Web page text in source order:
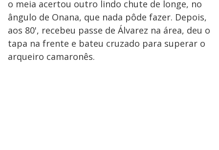
o meia acertou outro lindo chute de longe, no
ângulo de Onana, que nada pôde fazer. Depois,
aos 80', recebeu passe de Álvarez na área, deu o
tapa na frente e bateu cruzado para superar o
arqueiro camaronês.